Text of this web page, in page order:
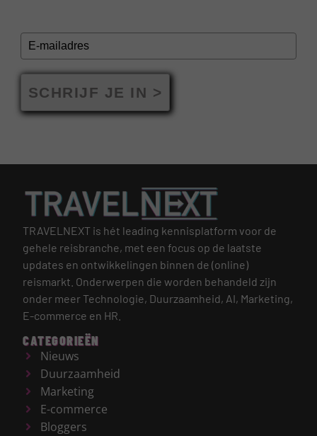
SCHRIJF JE IN >
TRAVELNEXT is hét leading kennisplatform voor de
gehele reisbranche, met een focus op de laatste
updates en ontwikkelingen binnen de (online)
reismarkt. Onderwerpen die worden behandeld zijn
onder meer Technologie, Duurzaamheid, AI, Marketing,
E-commerce en HR.
CATEGORIEËN
Nieuws
Duurzaamheid
Marketing
E-commerce
Bloggers